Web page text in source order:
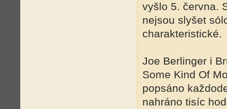
vyšlo 5. června.
nejsou slyšet
charakteristické.
Joe Berlinger i
Some Kind Of
popsáno
nahráno tisíc